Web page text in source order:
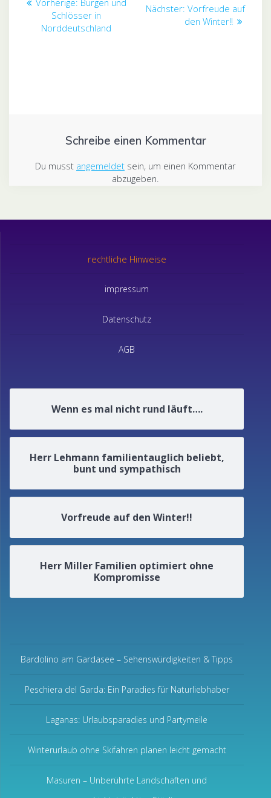
Beitrag:
Schlösser in
Norddeutschland
Nächster: Nächster
Beitrag:
Vorfreude auf
den Winter!!
Schreibe einen Kommentar
Du musst angemeldet sein, um einen Kommentar
abzugeben.
rechtliche Hinweise
impressum
Datenschutz
AGB
Wenn es mal nicht rund läuft….
Herr Lehmann familientauglich beliebt,
bunt und sympathisch
Vorfreude auf den Winter!!
Herr Miller Familien optimiert ohne
Kompromisse
Bardolino am Gardasee – Sehenswürdigkeiten & Tipps
Peschiera del Garda: Ein Paradies für Naturliebhaber
Laganas: Urlaubsparadies und Partymeile
Winterurlaub ohne Skifahren planen leicht gemacht
Masuren – Unberührte Landschaften und